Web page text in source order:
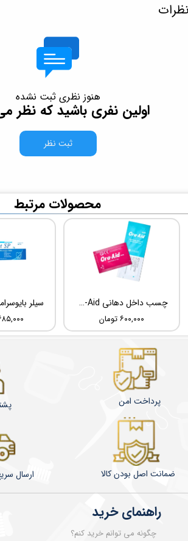
هنوز نظری ثبت نشده
اولین نفری باشید که نظر
ثبت نظر
۸,۶۸۵,۰۰۰
چسب داخل دهانی TBM Ora-Aid
۶۰۰,۰۰۰ تومان
​محصولات مرتبط
راهنمای خرید
چگونه می توانم خرید کنم؟
​​​​ارسال ضمانت اصل بودن کالا
پرداخت امن